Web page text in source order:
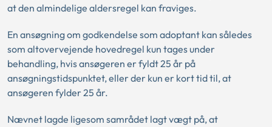
at den almindelige aldersregel kan fraviges.
En ansøgning om godkendelse som adoptant kan således
som altovervejende hovedregel kun tages under
behandling, hvis ansøgeren er fyldt 25 år på
ansøgningstidspunktet, eller der kun er kort tid til, at
ansøgeren fylder 25 år.
Nævnet lagde ligesom samrådet lagt vægt på, at